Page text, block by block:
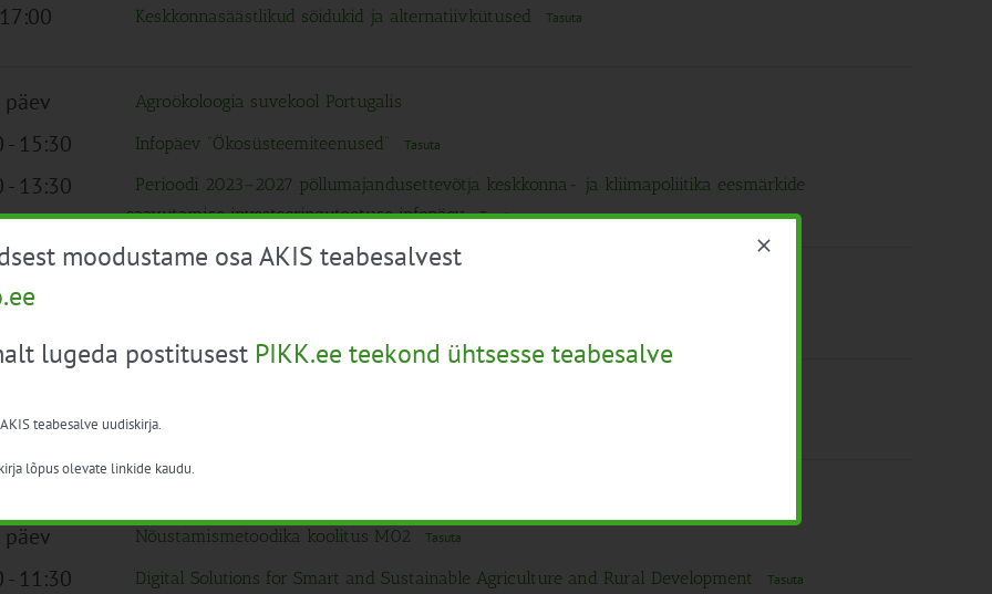
Keskkonnasäästlikud sõidukid ja alternatiivkütused Tasuta
päev Agroökoloogia suvekool Portugalis
- 15:30 Infopäev “Ökosüsteemiteenused” Tasuta
- 13:30
Perioodi 2023–2027 põllumajandusettevõtja keskkonna- ja kliimapoliitika eesmärkide
saavutamise investeeringutoetuse infopäev Tasuta
päev Nõustamismetoodika koolitus M02 Tasuta
- 11:30 Digital Solutions for Smart and Sustainable Agriculture and Rural Development Tasuta
moodustame osa AKIS teabesalvest
lugeda postitusest PIKK.ee teekond ühtsesse teabesalve
teabesalve uudiskirja.
lõpus olevate linkide kaudu.